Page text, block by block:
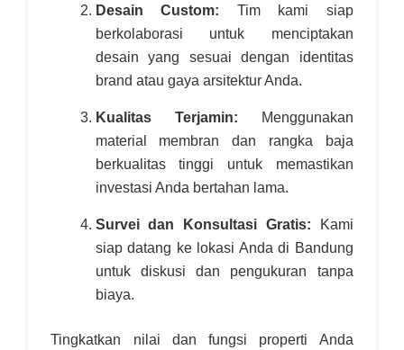
Desain Custom: Tim kami siap
berkolaborasi untuk menciptakan
desain yang sesuai dengan identitas
brand atau gaya arsitektur Anda.
Kualitas Terjamin: Menggunakan
material membran dan rangka baja
berkualitas tinggi untuk memastikan
investasi Anda bertahan lama.
Survei dan Konsultasi Gratis: Kami
siap datang ke lokasi Anda di Bandung
untuk diskusi dan pengukuran tanpa
biaya.
Tingkatkan nilai dan fungsi properti Anda